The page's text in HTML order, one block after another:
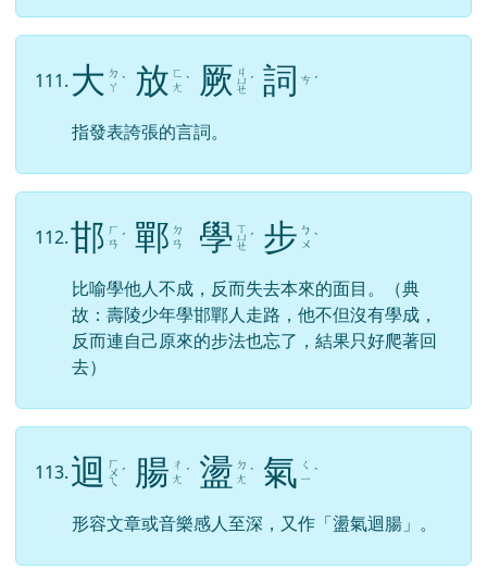
111. 大 ㄉ
ㄚ ˋ 放 ㄈ
ㄤ ˋ 厥 ㄐ
ㄩ
ㄝ
ˊ 詞 ㄘ ˊ
指發表誇張的言詞。
112.邯 ㄏ
ㄢ ˊ 鄲 ㄉ
ㄢ
學 ㄒ
ㄩ
ㄝ
ˊ 步 ㄅ
ㄨ ˋ
比喻學他人不成，反而失去本來的面目。（典
故：壽陵少年學邯鄲人走路，他不但沒有學成，
反而連自己原來的步法也忘了，結果只好爬著回
去）
113.迴 ㄏ
ㄨ
ㄟ
ˊ 腸 ㄔ
ㄤ ˊ 盪 ㄉ
ㄤ ˋ 氣 ㄑ
ㄧ ˋ
形容文章或音樂感人至深，又作「盪氣迴腸」。